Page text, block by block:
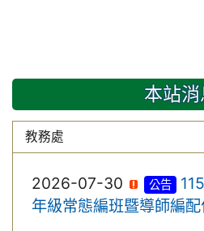
本站消
教務處
2026-07-30 公告
年級常態編班暨導師編